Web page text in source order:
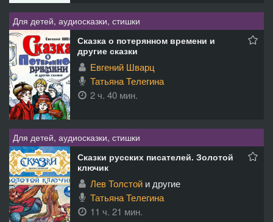
Для детей, аудиосказки, стишки
Сказка о потерянном времени и
другие сказки
Евгений Шварц
Татьяна Телегина
2 ч. 40 мин.
Для детей, аудиосказки, стишки
Сказки русских писателей. Золотой
ключик
Лев Толстой и другие
Татьяна Телегина
11 ч. 21 мин.